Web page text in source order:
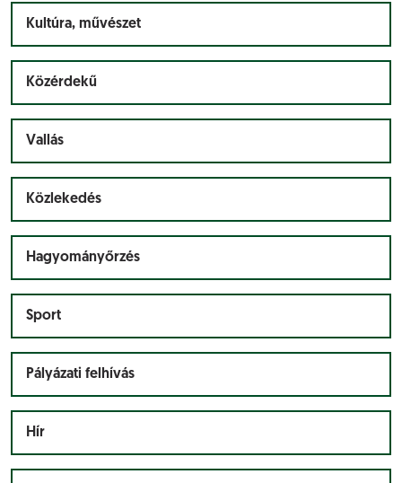
Kultúra, művészet
Közérdekű
Vallás
Közlekedés
Hagyományőrzés
Sport
Pályázati felhívás
Hír